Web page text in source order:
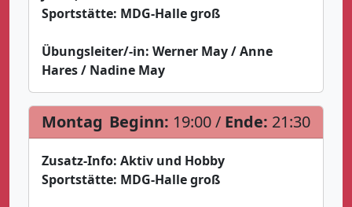
Sportstätte: MDG-Halle groß
Übungsleiter/-in: Werner May / Anne
Hares / Nadine May
Montag Beginn: 19:00 / Ende: 21:30
Zusatz-Info: Aktiv und Hobby
Sportstätte: MDG-Halle groß